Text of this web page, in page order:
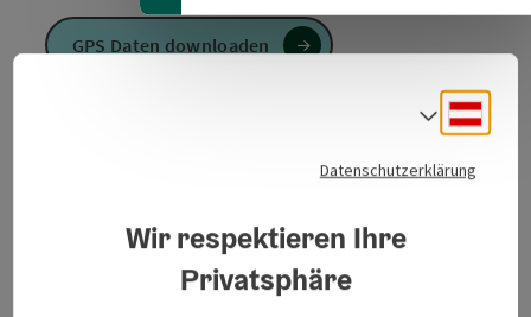
GPS Daten downloaden
Zur Website
Datenschutzerklärung
Wir respektieren Ihre
Privatsphäre